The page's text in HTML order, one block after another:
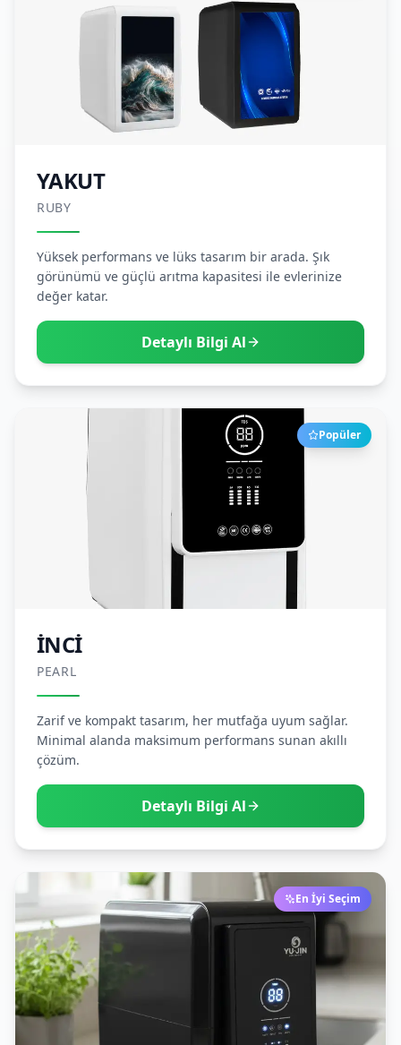
YAKUT
RUBY
Yüksek performans ve lüks tasarım bir arada. Şık
görünümü ve güçlü arıtma kapasitesi ile evlerinize
değer katar.
Detaylı Bilgi Al
Popüler
İNCİ
PEARL
Zarif ve kompakt tasarım, her mutfağa uyum sağlar.
Minimal alanda maksimum performans sunan akıllı
çözüm.
Detaylı Bilgi Al
En İyi Seçim